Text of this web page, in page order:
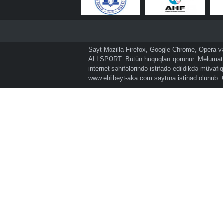
Sayt Mozilla Firefox, Google Chrome, Opera
ALLSPORT. Bütün hüquqları qorunur.
internet səhifələrində istifadə edildikdə
www.ehlibeyt-aka.com saytına istinad olunub.